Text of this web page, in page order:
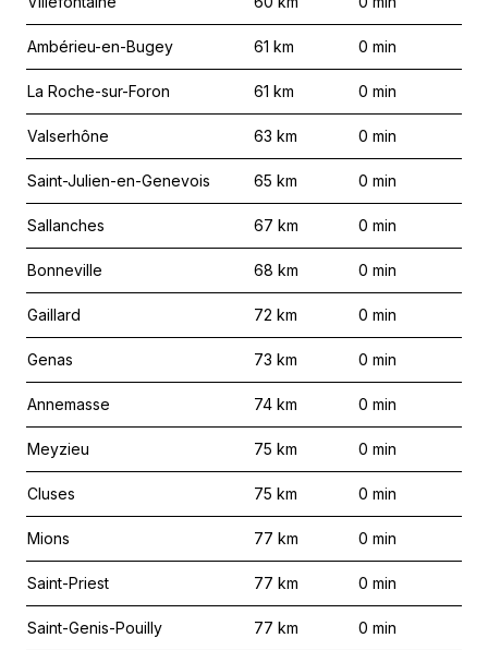
Ambérieu-en-Bugey 61 km 0 min
La Roche-sur-Foron 61 km 0 min
Valserhône 63 km 0 min
Saint-Julien-en-Genevois 65 km 0 min
Sallanches 67 km 0 min
Bonneville 68 km 0 min
Gaillard 72 km 0 min
Genas 73 km 0 min
Annemasse 74 km 0 min
Meyzieu 75 km 0 min
Cluses 75 km 0 min
Mions 77 km 0 min
Saint-Priest 77 km 0 min
Saint-Genis-Pouilly 77 km 0 min